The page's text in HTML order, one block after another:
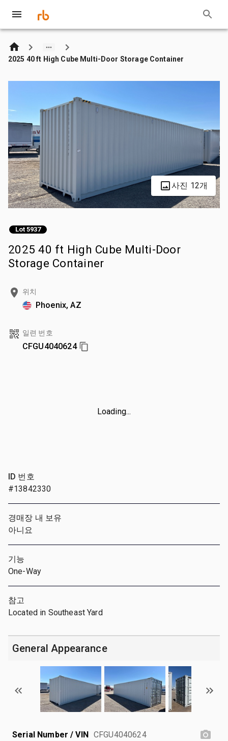
2025 40 ft High Cube Multi-Door Storage Container
사진 12개
Lot 5937
2025 40 ft High Cube Multi-Door
Storage Container
위치
Phoenix, AZ
일련 번호
CFGU4040624
Loading...
ID 번호
#13842330
경매장 내 보유
아니요
기능
One-Way
참고
Located in Southeast Yard
General Appearance
Serial Number / VIN CFGU4040624